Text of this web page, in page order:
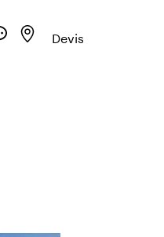
Devis